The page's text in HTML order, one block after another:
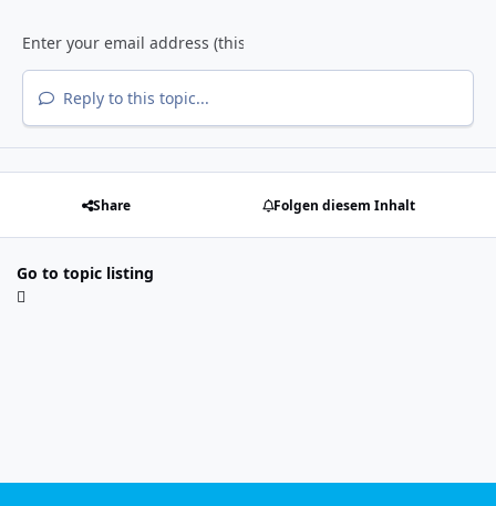
Reply to this topic...
Share Folgen diesem Inhalt
Go to topic listing